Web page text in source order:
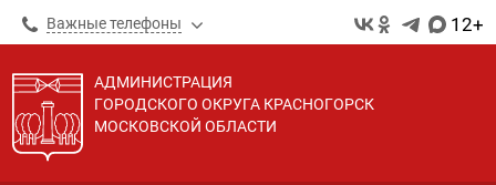
Важные телефоны 12+
АДМИНИСТРАЦИЯ
ГОРОДСКОГО ОКРУГА КРАСНОГОРСК
МОСКОВСКОЙ ОБЛАСТИ